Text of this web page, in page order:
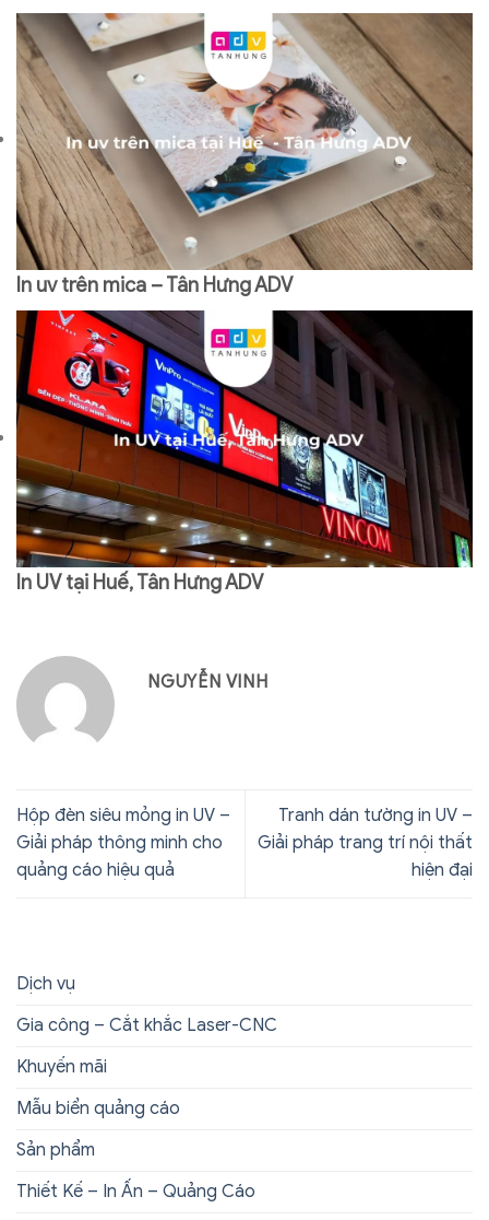
In uv trên mica – Tân Hưng ADV
In UV tại Huế, Tân Hưng ADV
NGUYỄN VINH
Hộp đèn siêu mỏng in UV –
Giải pháp thông minh cho
quảng cáo hiệu quả
Tranh dán tường in UV –
Giải pháp trang trí nội thất
hiện đại
Dịch vụ
Gia công – Cắt khắc Laser-CNC
Khuyến mãi
Mẫu biển quảng cáo
Sản phẩm
Thiết Kế – In Ấn – Quảng Cáo